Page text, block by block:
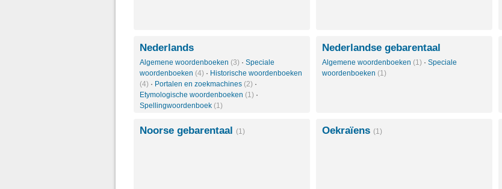
Nederlands
Algemene woordenboeken (3) · Speciale
woordenboeken (4) · Historische woordenboeken
(4) · Portalen en zoekmachines (2) ·
Etymologische woordenboeken (1) ·
Spellingwoordenboek (1)
Nederlandse gebarentaal
Algemene woordenboeken (1) · Speciale
woordenboeken (1)
Noorse gebarentaal (1) Oekraïens (1)